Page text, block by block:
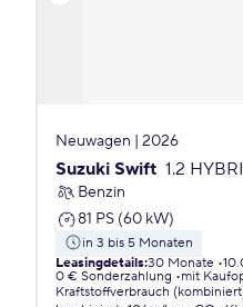
Neuwagen | 2026
Suzuki Swift 1.2
Benzin
81 PS (60 kW)
in 3 bis 5 Monaten
Leasingdetails:30 Monate
0 € Sonderzahlung
mit
Kraftstoffverbrauch